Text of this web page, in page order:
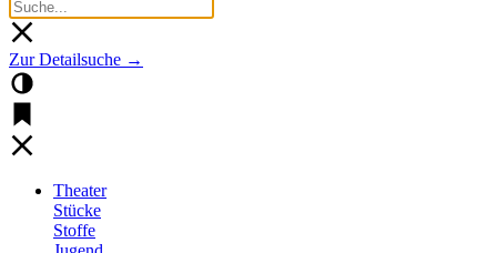
Zur Detailsuche →
Theater
Stücke
Stoffe